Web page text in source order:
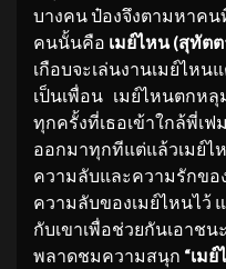
บางคน ป๋องจึงตามหาค
คนนั้นคือ เมย์ไหน (สุทัต
เกือบจะเล่นงานเมย์ไหน
เป็นเพื่อน เมย์ไหนตกหลุ
ทุกครั้งที่เธอเข้าใกล้พี่เฟ
ออกมาทุกทีแต่แล้วเมย์ไ
ความลับและความรักขอ
ความลับของเมย์ไหนไว้
กับเขาเพื่อช่วยกันเอาช
พลาดชมความสนุก “เม